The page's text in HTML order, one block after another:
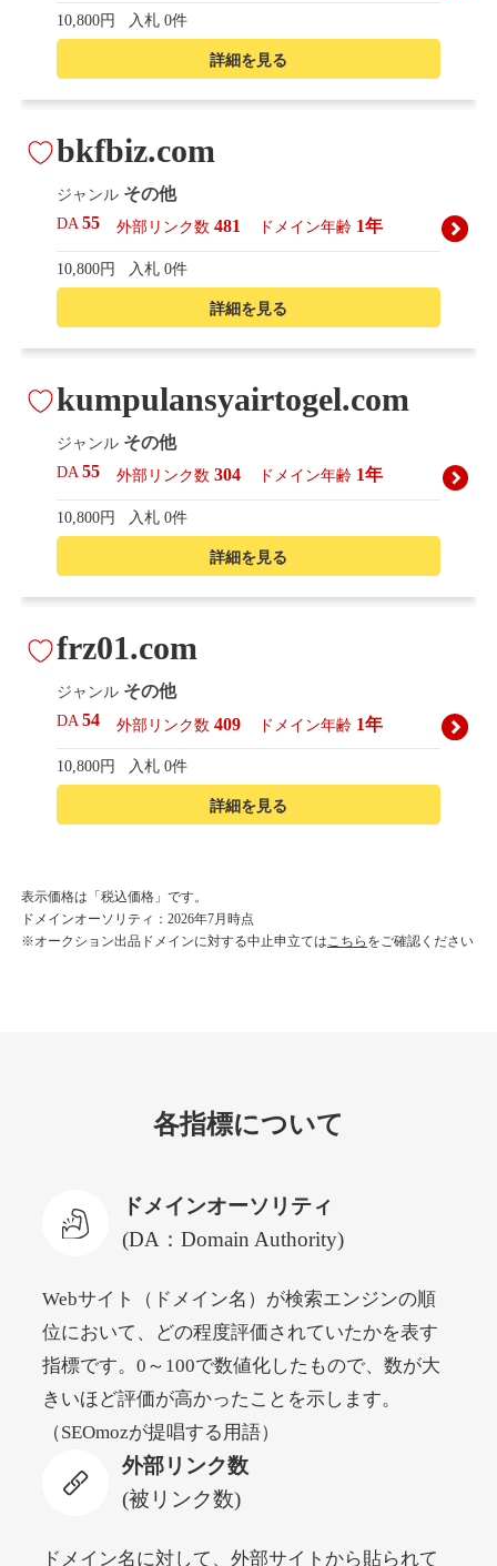
詳細を見る
10,800円 入札 0件
詳細を見る
bkfbiz.com
ジャンル その他
DA55 外部リンク数 481 ドメイン年齢 1年
10,800円 入札 0件
詳細を見る
kumpulansyairtogel.com
ジャンル その他
DA55 外部リンク数 304 ドメイン年齢 1年
10,800円 入札 0件
詳細を見る
frz01.com
ジャンル その他
DA54 外部リンク数 409 ドメイン年齢 1年
10,800円 入札 0件
korean-beautyshop.com
ジャンルその他
詳細を見る
newyorktodaylive.com
DA53 外部リンク数 430 ドメイン年齢
詳細を見る
dog-life-jacket.com
ジャンルその他
外部リンク数393
入札 0件
表示価格は「税込価格」です。
ドメインオーソリティ：2026年7月時点
※オークション出品ドメインに対する中止申立てはこちら をご確認ください
各指標について
ドメインオーソリティ
(DA：Domain Authority)
Webサイト（ドメイン名）が検索エンジンの順
位において、どの程度評価されていたかを表す
指標です。0～100で数値化したもので、数が大
きいほど評価が高かったことを示します。
（SEOmozが提唱する用語）
外部リンク数
(被リンク数)
ドメイン名に対して、外部サイトから貼られて